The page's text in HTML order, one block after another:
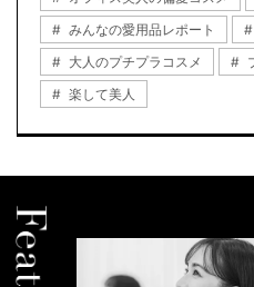
みんなの愛用品レポート
大人のプチプラコスメ
楽して美人